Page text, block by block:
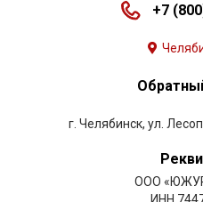
+7
г. Челябинск, ул.
ООО
ИНН